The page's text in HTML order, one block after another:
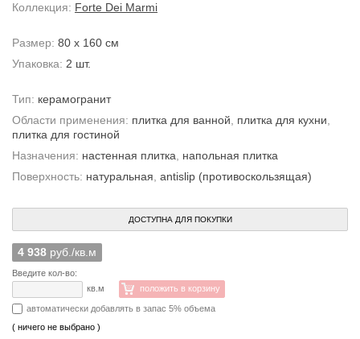
Коллекция: Forte Dei Marmi
Размер: 80 x 160 см
Упаковка: 2 шт.
Тип: керамогранит
Области применения: плитка для ванной плитка для кухни
плитка для гостиной
Назначения: настенная плитка
напольная плитка
Поверхность: натуральная antislip (противоскользящая)
ДОСТУПНА ДЛЯ ПОКУПКИ
4 938 руб./кв.м
Введите кол-во:
кв.м
положить в корзину
автоматически добавлять в запас 5% объема
( ничего не выбрано )